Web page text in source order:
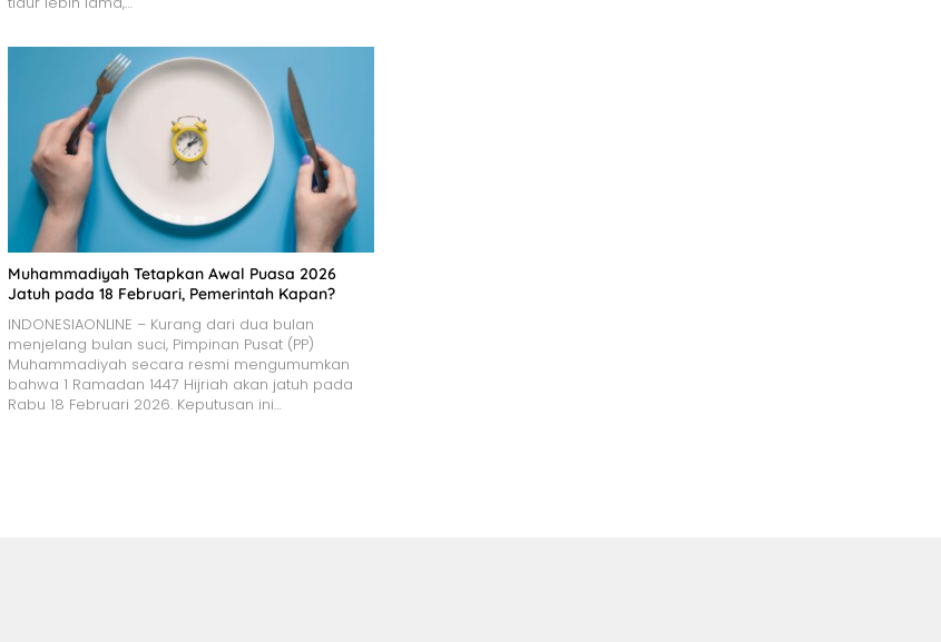
Muhammadiyah Tetapkan Awal Puasa 2026
Jatuh pada 18 Februari, Pemerintah Kapan?
INDONESIAONLINE – Kurang dari dua bulan
menjelang bulan suci, Pimpinan Pusat (PP)
Muhammadiyah secara resmi mengumumkan
bahwa 1 Ramadan 1447 Hijriah akan jatuh pada
Rabu 18 Februari 2026. Keputusan ini…